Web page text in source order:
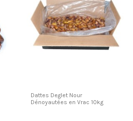
Dattes Deglet Nour
Dénoyautées en Vrac 10kg